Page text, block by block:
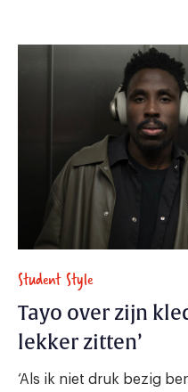
Student Style
Tayo over zijn
lekker zitten’
‘Als ik niet druk bezig